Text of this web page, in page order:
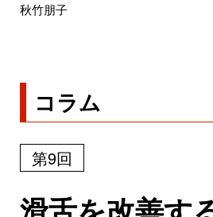
秋竹朋子
コラム
第9回